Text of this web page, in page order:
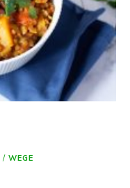
/ WEGE